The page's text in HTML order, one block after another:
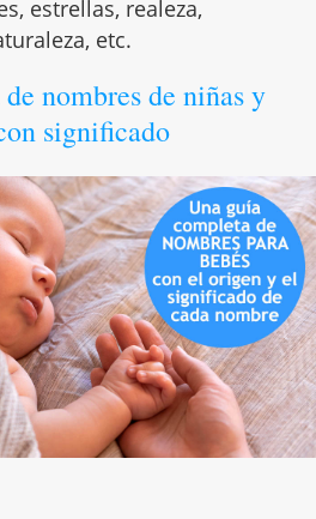
estrellas, realeza,
etc.
nombres de niñas y
significado